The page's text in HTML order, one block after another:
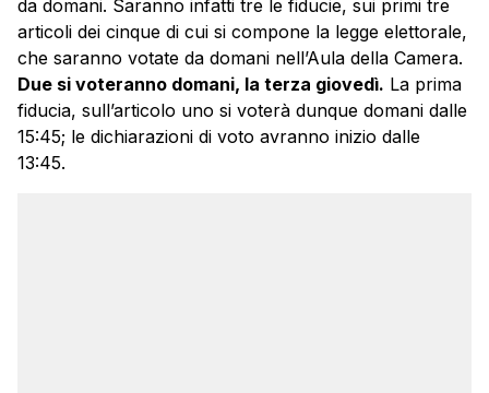
da domani. Saranno infatti tre le fiducie, sui primi tre
articoli dei cinque di cui si compone la legge elettorale,
che saranno votate da domani nell’Aula della Camera.
Due si voteranno domani, la terza giovedì. La prima
fiducia, sull’articolo uno si voterà dunque domani dalle
15:45; le dichiarazioni di voto avranno inizio dalle
13:45.